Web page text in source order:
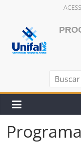
conteúdo
Programa